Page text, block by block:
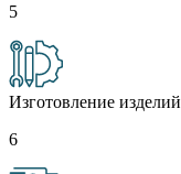
5
Изготовление изделий
6